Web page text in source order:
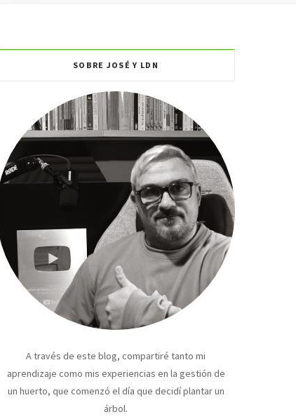
SOBRE JOSÉ Y LDN
A través de este blog, compartiré tanto mi
aprendizaje como mis experiencias en la gestión de
un huerto, que comenzó el día que decidí plantar un
árbol.